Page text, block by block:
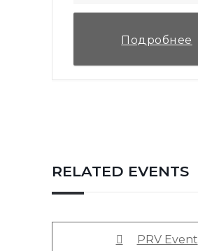
Подробнее
RELATED EVENTS
PRV Event